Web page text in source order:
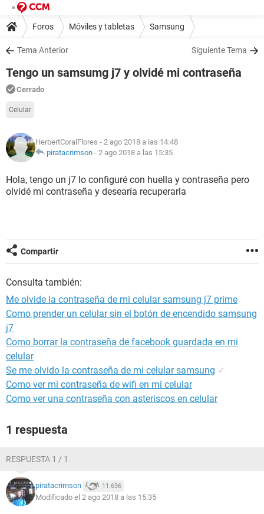
Foros Móviles y tabletas Samsung
Tema Anterior Siguiente Tema
Tengo un samsumg j7 y olvidé mi contraseña
Cerrado
Celular
HerbertCoralFlores - 2 ago 2018 a las 14:48
piratacrimson - 2 ago 2018 a las 15:35
Hola, tengo un j7 lo configuré con huella y contraseña pero
olvidé mi contraseña y desearía recuperarla
Compartir
Consulta también:
Me olvide la contraseña de mi celular samsung j7 prime
Como prender un celular sin el botón de encendido samsung
j7
Como borrar la contraseña de facebook guardada en mi
celular
Se me olvido la contraseña de mi celular samsung ✓
Como ver mi contraseña de wifi en mi celular
Como ver una contraseña con asteriscos en celular
1 respuesta
RESPUESTA 1 / 1
piratacrimson 11.636
Modificado el 2 ago 2018 a las 15:35